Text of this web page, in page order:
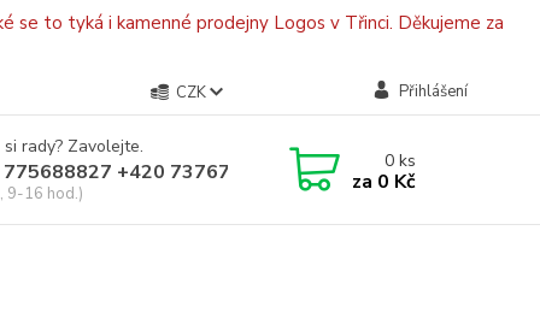
se to tyká i kamenné prodejny Logos v Třinci. Děkujeme za
CZK Přihlášení
rady? Zavolejte.
+420 737670415
9-16 hod.)
0ks
za 0 Kč